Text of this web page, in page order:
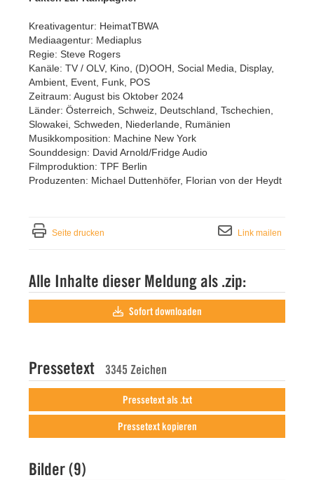
Kreativagentur: HeimatTBWA
Mediaagentur: Mediaplus
Regie: Steve Rogers
Kanäle: TV / OLV, Kino, (D)OOH, Social Media, Display,
Ambient, Event, Funk, POS
Zeitraum: August bis Oktober 2024
Länder: Österreich, Schweiz, Deutschland, Tschechien,
Slowakei, Schweden, Niederlande, Rumänien
Musikkomposition: Machine New York
Sounddesign: David Arnold/Fridge Audio
Filmproduktion: TPF Berlin
Produzenten: Michael Duttenhöfer, Florian von der Heydt
Seite drucken Link mailen
Alle Inhalte dieser Meldung als .zip:
Sofort downloaden
Pressetext 3345 Zeichen
Pressetext als .txt
Pressetext kopieren
Bilder (9)